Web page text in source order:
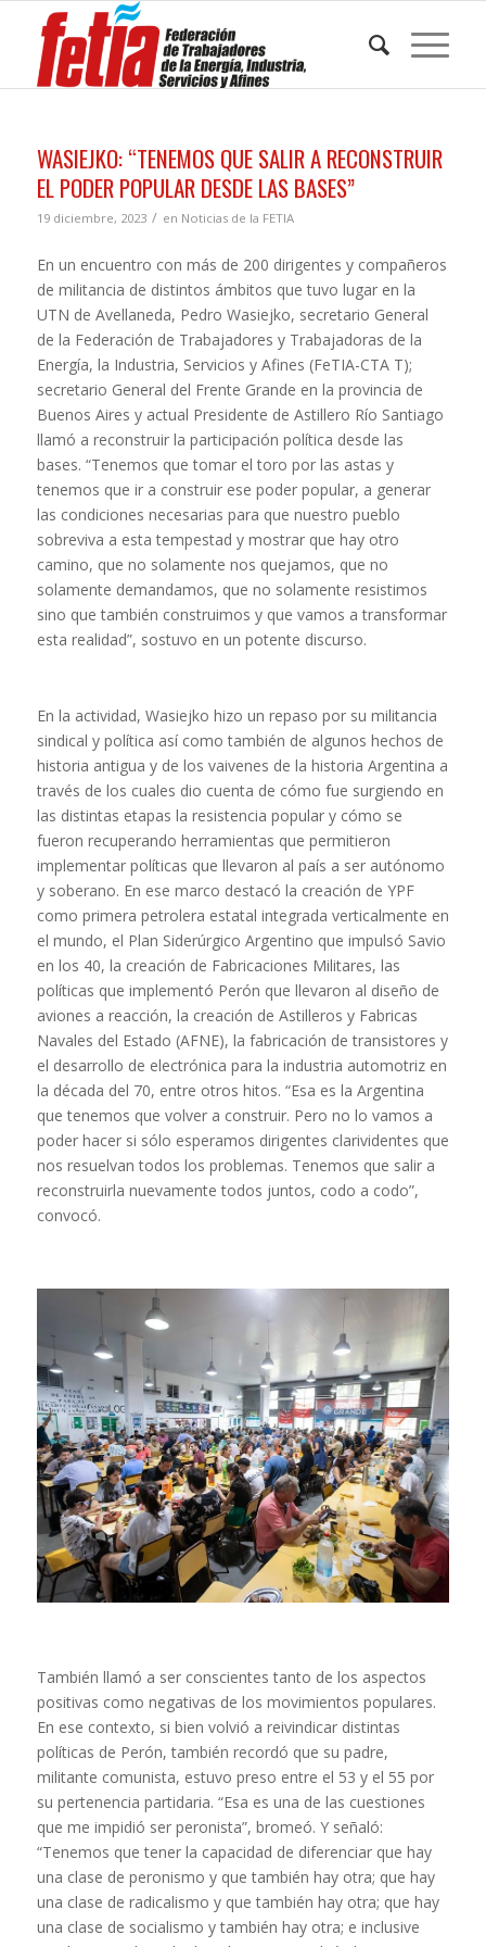
WASIEJKO: “TENEMOS QUE SALIR A RECONSTRUIR
EL PODER POPULAR DESDE LAS BASES”
19 diciembre, 2023 / en Noticias de la FETIA
En un encuentro con más de 200 dirigentes y compañeros
de militancia de distintos ámbitos que tuvo lugar en la
UTN de Avellaneda, Pedro Wasiejko, secretario General
de la Federación de Trabajadores y Trabajadoras de la
Energía, la Industria, Servicios y Afines (FeTIA-CTA T);
secretario General del Frente Grande en la provincia de
Buenos Aires y actual Presidente de Astillero Río Santiago
llamó a reconstruir la participación política desde las
bases. “Tenemos que tomar el toro por las astas y
tenemos que ir a construir ese poder popular, a generar
las condiciones necesarias para que nuestro pueblo
sobreviva a esta tempestad y mostrar que hay otro
camino, que no solamente nos quejamos, que no
solamente demandamos, que no solamente resistimos
sino que también construimos y que vamos a transformar
esta realidad”, sostuvo en un potente discurso.
En la actividad, Wasiejko hizo un repaso por su militancia
sindical y política así como también de algunos hechos de
historia antigua y de los vaivenes de la historia Argentina a
través de los cuales dio cuenta de cómo fue surgiendo en
las distintas etapas la resistencia popular y cómo se
fueron recuperando herramientas que permitieron
implementar políticas que llevaron al país a ser autónomo
y soberano. En ese marco destacó la creación de YPF
como primera petrolera estatal integrada verticalmente en
el mundo, el Plan Siderúrgico Argentino que impulsó Savio
en los 40, la creación de Fabricaciones Militares, las
políticas que implementó Perón que llevaron al diseño de
aviones a reacción, la creación de Astilleros y Fabricas
Navales del Estado (AFNE), la fabricación de transistores y
el desarrollo de electrónica para la industria automotriz en
la década del 70, entre otros hitos. “Esa es la Argentina
que tenemos que volver a construir. Pero no lo vamos a
poder hacer si sólo esperamos dirigentes clarividentes que
nos resuelvan todos los problemas. Tenemos que salir a
reconstruirla nuevamente todos juntos, codo a codo”,
convocó.
También llamó a ser conscientes tanto de los aspectos
positivas como negativas de los movimientos populares.
En ese contexto, si bien volvió a reivindicar distintas
políticas de Perón, también recordó que su padre,
militante comunista, estuvo preso entre el 53 y el 55 por
su pertenencia partidaria. “Esa es una de las cuestiones
que me impidió ser peronista”, bromeó. Y señaló:
“Tenemos que tener la capacidad de diferenciar que hay
una clase de peronismo y que también hay otra; que hay
una clase de radicalismo y que también hay otra; que hay
una clase de socialismo y también hay otra; e inclusive